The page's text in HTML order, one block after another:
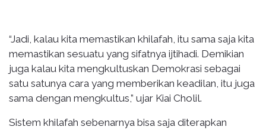
“Jadi, kalau kita memastikan khilafah, itu sama saja kita
memastikan sesuatu yang sifatnya ijtihadi. Demikian
juga kalau kita mengkultuskan Demokrasi sebagai
satu satunya cara yang memberikan keadilan, itu juga
sama dengan mengkultus,” ujar Kiai Cholil.
Sistem khilafah sebenarnya bisa saja diterapkan